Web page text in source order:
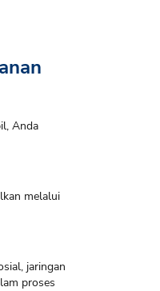
Anda
melalui
jaringan
proses